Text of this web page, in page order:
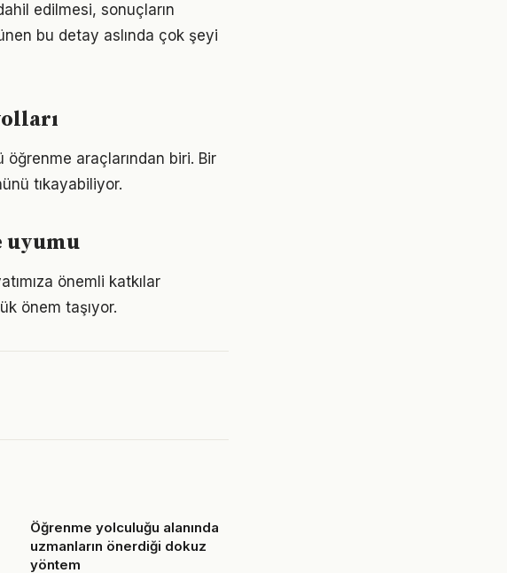
edilmesi, sonuçların
bu detay aslında çok şeyi
araçlarından biri. Bir
tıkayabiliyor.
uyumu
önemli katkılar
önem taşıyor.
Öğrenme yolculuğu alanında
uzmanların önerdiği dokuz
yöntem